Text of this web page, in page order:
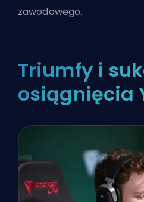
zawodowego.
Triumfy i
osiągnięcia